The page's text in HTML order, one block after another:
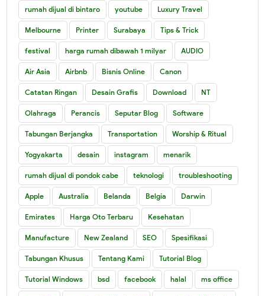
rumah dijual di bintaro youtube Luxury Travel
Melbourne Printer Surabaya Tips & Trick
festival harga rumah dibawah 1 milyar AUDIO
Air Asia Airbnb Bisnis Online Canon
Catatan Ringan Desain Grafis Download NT
Olahraga Perancis Seputar Blog Software
Tabungan Berjangka Transportation Worship & Ritual
Yogyakarta desain instagram menarik
rumah dijual di pondok cabe teknologi troubleshooting
Apple Australia Belanda Belgia Darwin
Emirates Harga Oto Terbaru Kesehatan
Manufacture New Zealand SEO Spesifikasi
Tabungan Khusus Tentang Kami Tutorial Blog
Tutorial Windows bsd facebook halal ms office